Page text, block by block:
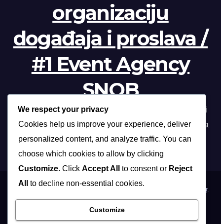
organizaciju
događaja i proslava /
#1 Event Agency
SNOB
Profesionalna organizacija događanja /// Beograd, Novi
Sad, Niš, Kopaonik, Zlatibor, Vrnjačka banja, Sokobanja
Themeansar.
Organizacija poslovnih događaja
We respect your privacy
Cookies help us improve your experience, deliver
personalized content, and analyze traffic. You can
choose which cookies to allow by clicking
Customize. Click Accept All to consent or Reject
All
to decline non-essential cookies.
Customize